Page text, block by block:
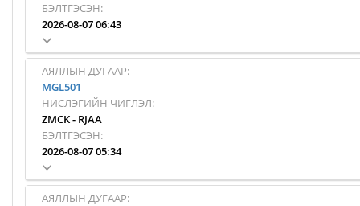
БЭЛТГЭСЭН:
2026-08-07 06:43
АЯЛЛЫН ДУГААР:
MGL501
НИСЛЭГИЙН ЧИГЛЭЛ:
ZMCK- RJAA
БЭЛТГЭСЭН:
2026-08-07 05:34
АЯЛЛЫН ДУГААР: